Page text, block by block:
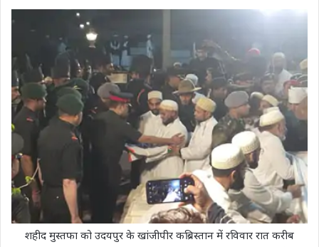
शहीद मुस्तफा को उदयपुर के खांजीपीर कब्रिस्तान में रविवार रात करीब